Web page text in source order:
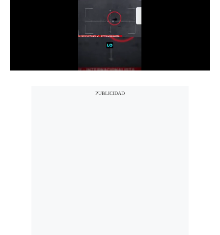
Fotogalerías